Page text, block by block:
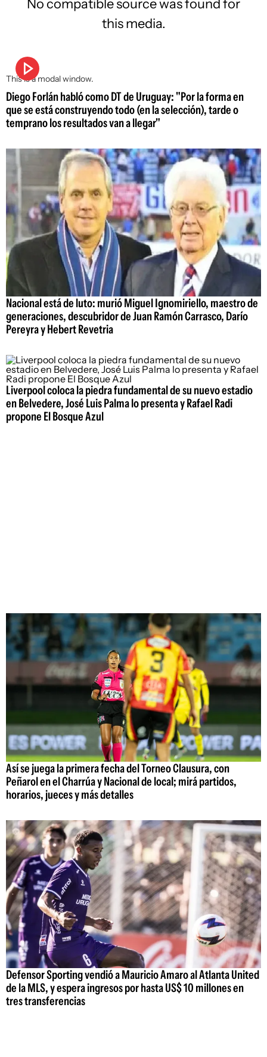
This is a modal window.
No compatible source was found for
this media.
Diego Forlán habló como DT de Uruguay: "Por la forma en
que se está construyendo todo (en la selección), tarde o
temprano los resultados van a llegar"
Nacional está de luto: murió Miguel Ignomiriello, maestro de
generaciones, descubridor de Juan Ramón Carrasco, Darío
Pereyra y Hebert Revetria
Liverpool coloca la piedra fundamental de su nuevo estadio
en Belvedere, José Luis Palma lo presenta y Rafael Radi
propone El Bosque Azul
Así se juega la primera fecha del Torneo Clausura, con
Peñarol en el Charrúa y Nacional de local; mirá partidos,
horarios, jueces y más detalles
Defensor Sporting vendió a Mauricio Amaro al Atlanta United
de la MLS, y espera ingresos por hasta US$ 10 millones en
tres transferencias